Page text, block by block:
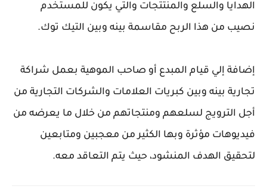
الهدايا والسلع والمنتتجات والتي يكون للمستخدم
نصيب من هذا الربح مقاسمة بينه وبين التيك توك.
إضافة إلي قيام المبدع أو صاحب الموهية بعمل شراكة
تجارية بينه وبين كبريات العلامات والشركات التجارية من
أجل الترويج لسلعهم ومنتجاتهم من خلال ما يعرضه من
فيديوهات مؤثرة وبها الكثير من معجبين ومتابعين
لتحقيق الهدف المنشود، حيث يتم التعاقد معه.